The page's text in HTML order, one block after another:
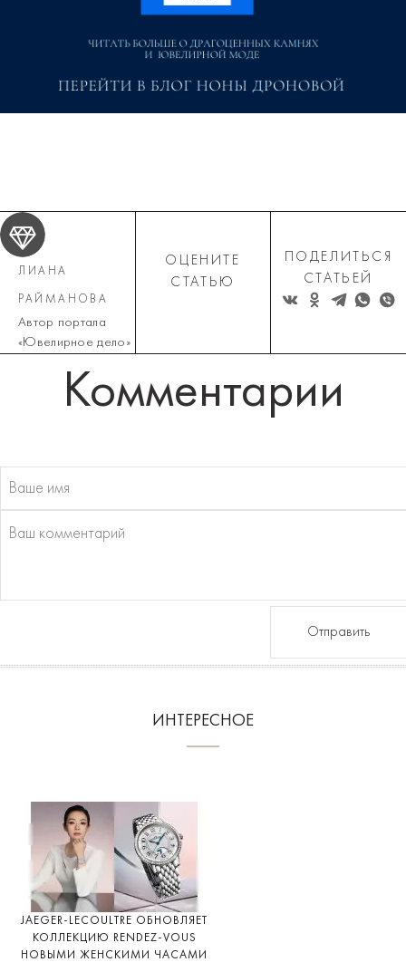
ЛИАНА
РАЙМАНОВА
Автор портала
«Ювелирное дело»
ОЦЕНИТЕ
СТАТЬЮ
ПОДЕЛИТЬСЯ
СТАТЬЕЙ
Комментарии
Отправить
ИНТЕРЕСНОЕ
JAEGER-LECOULTRE ОБНОВЛЯЕТ
КОЛЛЕКЦИЮ RENDEZ-VOUS
НОВЫМИ ЖЕНСКИМИ ЧАСАМИ